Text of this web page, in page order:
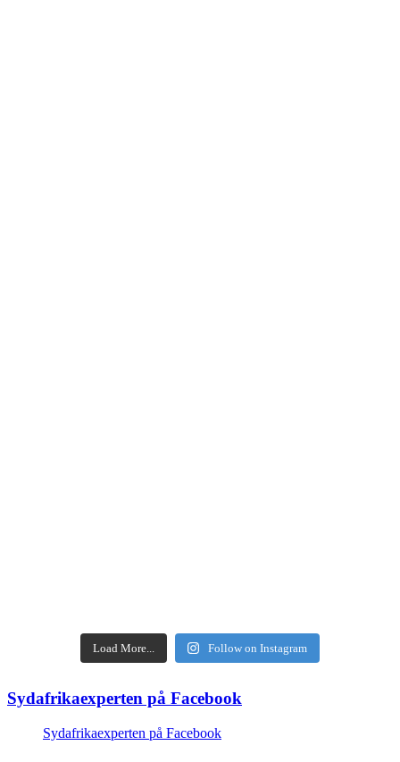
Load More... Follow on Instagram
Sydafrikaexperten på Facebook
Sydafrikaexperten på Facebook